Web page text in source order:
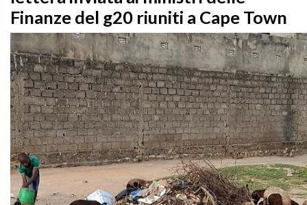
Finanze del g20 riuniti a Cape Town